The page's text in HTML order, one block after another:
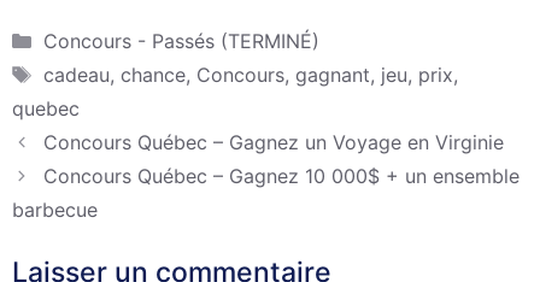
Catégories
Concours - Passés (TERMINÉ)
Étiquettes
cadeau, chance, Concours, gagnant, jeu, prix,
quebec
Concours Québec – Gagnez un Voyage en Virginie
Concours Québec – Gagnez 10 000$ + un ensemble
barbecue
Laisser un commentaire